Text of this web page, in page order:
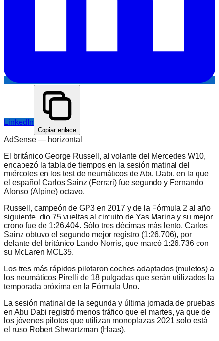
LinkedIn
Copiar enlace
AdSense — horizontal
El británico George Russell, al volante del Mercedes W10,
encabezó la tabla de tiempos en la sesión matinal del
miércoles en los test de neumáticos de Abu Dabi, en la que
el español Carlos Sainz (Ferrari) fue segundo y Fernando
Alonso (Alpine) octavo.
Russell, campeón de GP3 en 2017 y de la Fórmula 2 al año
siguiente, dio 75 vueltas al circuito de Yas Marina y su mejor
crono fue de 1:26.404. Sólo tres décimas más lento, Carlos
Sainz obtuvo el segundo mejor registro (1:26.706), por
delante del británico Lando Norris, que marcó 1:26.736 con
su McLaren MCL35.
Los tres más rápidos pilotaron coches adaptados (muletos) a
los neumáticos Pirelli de 18 pulgadas que serán utilizados la
temporada próxima en la Fórmula Uno.
La sesión matinal de la segunda y última jornada de pruebas
en Abu Dabi registró menos tráfico que el martes, ya que de
los jóvenes pilotos que utilizan monoplazas 2021 solo está
el ruso Robert Shwartzman (Haas).